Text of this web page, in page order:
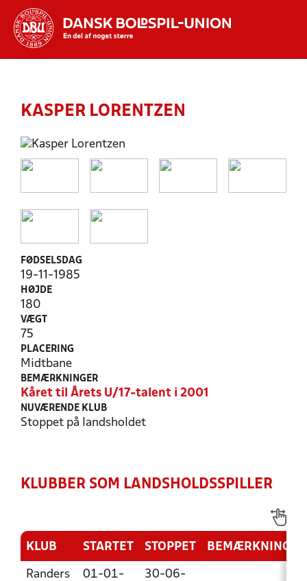
KASPER LORENTZEN
FØDSELSDAG
19-11-1985
HØJDE
180
VÆGT
75
PLACERING
Midtbane
BEMÆRKNINGER
Kåret til Årets U/17-talent i 2001
NUVÆRENDE KLUB
Stoppet på landsholdet
KLUBBER SOM LANDSHOLDSSPILLER
KLUB STARTET STOPPET BEMÆRKNING
Randers
01-01-
30-06-